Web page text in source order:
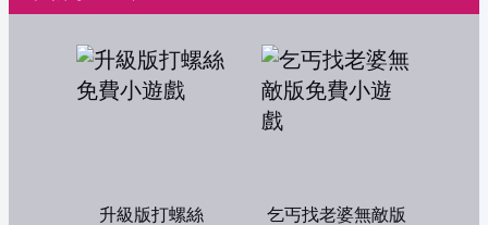
升級版打螺絲 乞丐找老婆無敵版